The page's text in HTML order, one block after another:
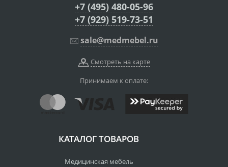
+7 (495) 480-05-96
+7 (929) 519-73-51
sale@medmebel.ru
Смотреть на карте
Принимаем к оплате:
КАТАЛОГ ТОВАРОВ
Медицинская мебель